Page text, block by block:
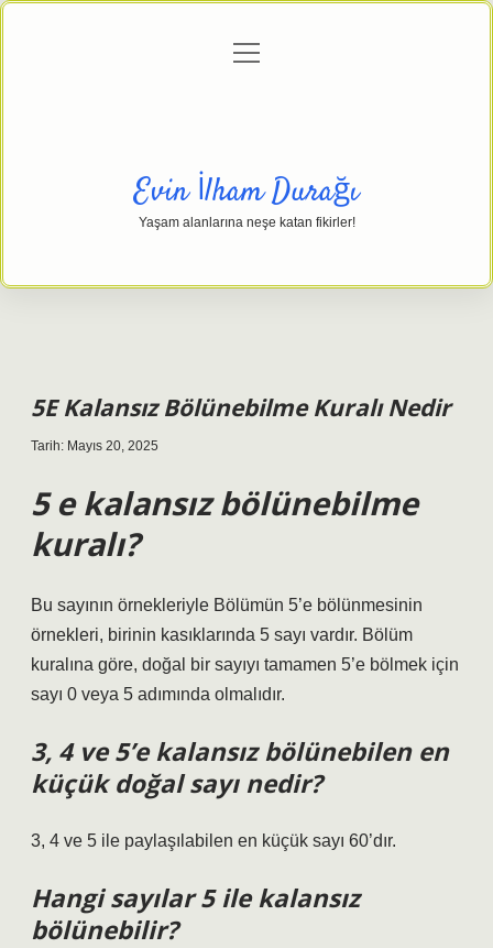
Gizlilik Politikası
menüyü
Evin İlham Durağı
Yaşam alanlarına neşe katan fikirler!
5E Kalansız Bölünebilme Kuralı Nedir
Tarih: Mayıs 20, 2025
5 e kalansız bölünebilme
kuralı?
Bu sayının örnekleriyle Bölümün 5’e bölünmesinin
örnekleri, birinin kasıklarında 5 sayı vardır. Bölüm
kuralına göre, doğal bir sayıyı tamamen 5’e bölmek için
sayı 0 veya 5 adımında olmalıdır.
3, 4 ve 5’e kalansız bölünebilen en
küçük doğal sayı nedir?
3, 4 ve 5 ile paylaşılabilen en küçük sayı 60’dır.
Hangi sayılar 5 ile kalansız
bölünebilir?